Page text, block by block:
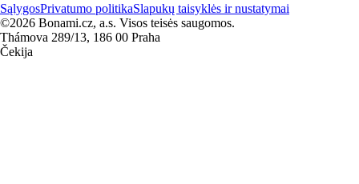
SąlygosPrivatumo politikaSlapukų taisyklės ir nustatymai
©2026 Bonami.cz, a.s. Visos teisės saugomos.
Thámova 289/13, 186 00 Praha
Čekija